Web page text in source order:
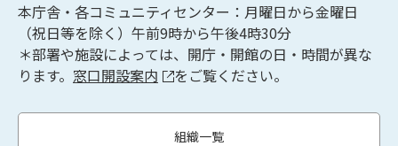
本庁舎・各コミュニティセンター：月曜日から金曜日
（祝日等を除く）午前9時から午後4時30分
＊部署や施設によっては、開庁・開館の日・時間が異な
ります。 窓口開設案内 をご覧ください。
組織一覧